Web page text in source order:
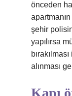
önceden
apartmanın
şehir
yapılırsa
alınması
Kapı